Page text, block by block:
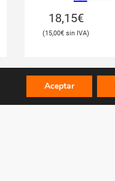
18,15€
15,00€
Aceptar